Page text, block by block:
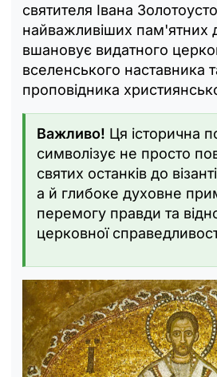
святителя Івана
найважливіших пам'ятних
вшановує видатного
вселенського наставника
проповідника
Важливо! Ця історична
символізує не просто
святих останків до
а й глибоке духовне
перемогу правди та
церковної